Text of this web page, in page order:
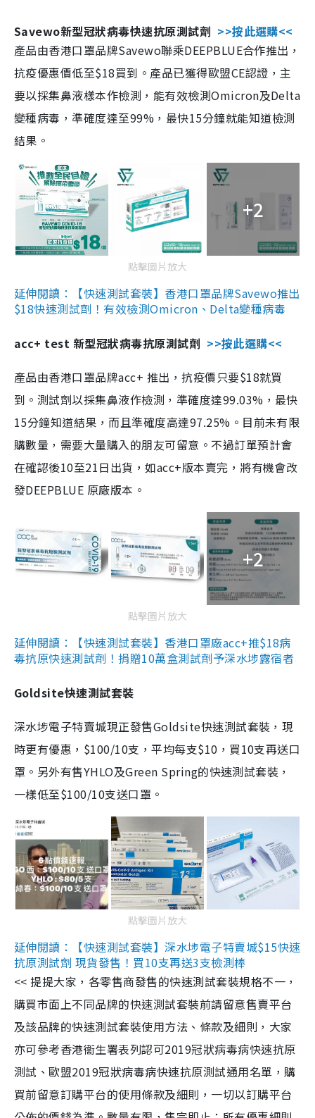
Savewo新型冠狀病毒快速抗原測試劑 >>按此選購<<
產品由香港口罩品牌Savewo聯乘DEEPBLUE合作推出，
抗疫優惠價低至$18買到。產品已獲得歐盟CE認證，主
要以採集鼻液樣本作檢測，能有效檢測Omicron及Delta
變種病毒，準確度達至99%，最快15分鐘就能知道檢測
結果。
+2
點擊圖片放大
延伸閱讀：【快速測試套裝】香港口罩品牌Savewo推出
$18快速測試劑！有效檢測Omicron、Delta變種病毒
acc+ test 新型冠狀病毒抗原測試劑 >>按此選購<<
產品由香港口罩品牌acc+ 推出，抗疫價只要$18就買
到。測試劑以採集鼻液作檢測，準確度達99.03%，最快
15分鐘知道結果，而且準確度高達97.25%。目前未有限
購數量，需要大量購入的朋友可留意。不過訂單預計會
在確認後10至21日出貨，如acc+版本賣完，將有機會改
發DEEPBLUE 原廠版本。
+2
點擊圖片放大
延伸閱讀：【快速測試套裝】香港口罩廠acc+推$18病
毒抗原快速測試劑！捐贈10萬盒測試劑予深水埗露宿者
Goldsite快速測試套裝
深水埗電子特賣城現正發售Goldsite快速測試套裝，現
時更有優惠，$100/10支，平均每支$10，買10支再送口
罩。另外有售YHLO及Green Spring的快速測試套裝，
一樣低至$100/10支送口罩。
點擊圖片放大
延伸閱讀：【快速測試套裝】深水埗電子特賣城$15快速
抗原測試劑 現貨發售！買10支再送3支檢測棒
<< 提提大家，各零售商發售的快速測試套裝規格不一，
購買市面上不同品牌的快速測試套裝前請留意售賣平台
及該品牌的快速測試套裝使用方法、條款及細則，大家
亦可參考香港衞生署表列認可2019冠狀病毒病快速抗原
測試、歐盟2019冠狀病毒病快速抗原測試通用名單，購
買前留意訂購平台的使用條款及細則，一切以訂購平台